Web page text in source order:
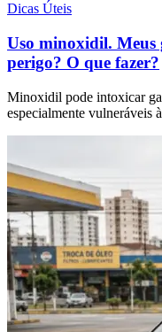
Dicas Úteis
Uso minoxidil. Meus
perigo? O que fazer?
Minoxidil pode intoxicar
especialmente vulneráveis